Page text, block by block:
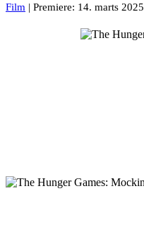
Film | Premiere: 14. marts 2025